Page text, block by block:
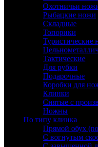
Охотничьи
Рыбацкие ножи
Складные
Топорики
Туристические
Тактические
Для рубки
Подарочные
Коробки для
Клинки
Снятые с
Ножны
По типу клинка
Прямой обух
С вогнутым